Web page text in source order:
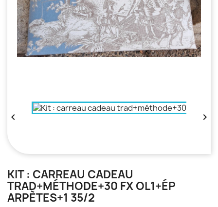
 
KIT : CARREAU CADEAU
TRAD+MÉTHODE+30 FX OL1+ÉP
ARPÈTES+1 35/2